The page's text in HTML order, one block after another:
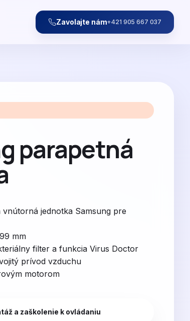
Zavolajte nám+421 905 667 037
parapetná
jednotka Samsung pre
mm
filter a funkcia Virus Doctor
prívod vzduchu
motorom
a zaškolenie k ovládaniu